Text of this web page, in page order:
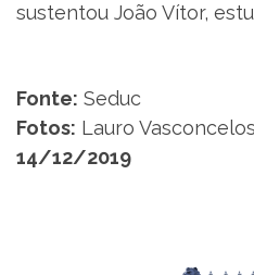
sustentou João Vítor,
Fonte: Seduc
Fotos: Lauro Vasconcelos
14/12/2019